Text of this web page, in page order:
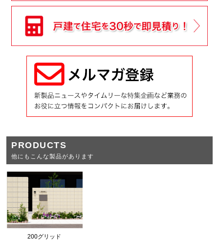
PRODUCTS
他にもこんな製品があります
200グリッド